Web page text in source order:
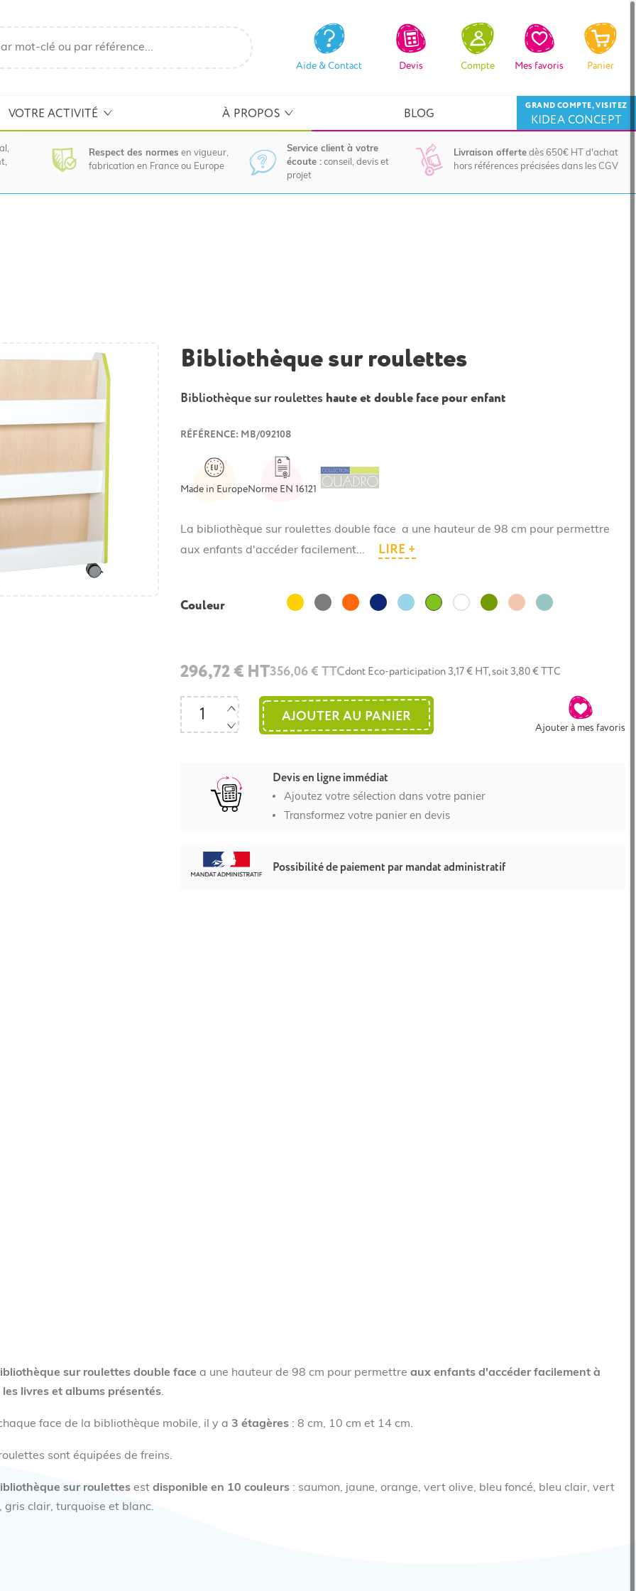
Aide & Contact Devis Compte Mes favoris Panier
VOTRE ACTIVITÉ À PROPOS BLOG KIDEA CONCEPT
GRAND COMPTE, VISITEZ
Respect des normes en vigueur,
fabrication en France ou Europe
Service client à votre
écoute : conseil, devis et
projet
Livraison offerte dès 650€ HT d'achat
hors références précisées dans les CGV
Bibliothèque sur roulettes
Bibliothèque sur roulettes haute et double face pour enfant
RÉFÉRENCE: MB/092108
Made in EuropeNorme EN 16121
La bibliothèque sur roulettes double face a une hauteur de 98 cm pour permettre
aux enfants d'accéder facilement...
LIRE +
Couleur JauneGris OrangeBleu
Bleu
Vert
BlancVert
SaumonTurquoise
296,72 € HT356,06 € TTCdont Eco-participation 3,17 € HT, soit 3,80 € TTC
AJOUTER AU PANIER
Ajouter à mes favoris
Devis en ligne immédiat
Ajoutez votre sélection dans votre panier
Transformez votre panier en devis
Possibilité de paiement par mandat administratif
sur roulettes double face a une hauteur de 98 cm pour permettre aux enfants d'accéder facilement à
les livres et albums présentés.
face de la bibliothèque mobile, il y a 3 étagères : 8 cm, 10 cm et 14 cm.
sont équipées de freins.
sur roulettes est disponible en 10 couleurs : saumon, jaune, orange, vert olive, bleu foncé, bleu clair, vert
gris clair, turquoise et blanc.